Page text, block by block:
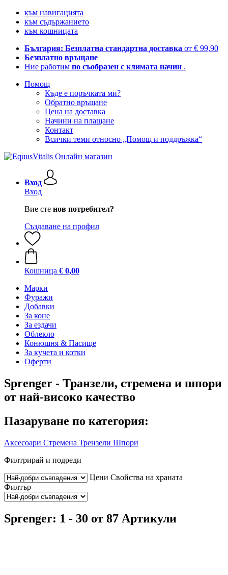
към навигацията
към съдържанието
към кошницата
България: Безплатна стандартна доставка от € 99,90
Безплатно връщане
Ние работим по съобразен с климата начин .
Помощ
Къде е поръчката ми?
Обратно връщане
Цена на доставка
Начини на плащане
Контакт
Всички теми относно „Помощ и поддръжка“
Вход
Вход
Вие сте нов потребител?
Създаване на профил
Кошница € 0,00
Марки
Фуражи
Добавки
За коне
За ездачи
Облекло
Конюшня & Пасище
За кучета и котки
Оферти
Sprenger - Транзели, стремена и шпори
от най-високо качество
Пазаруване по категория:
Аксесоари Стремена Трензели Шпори
Филтрирай и подреди
Цени Свойства на храната
Филтър
Sprenger: 1 - 30 от 87 Артикули